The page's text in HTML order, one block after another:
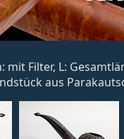
mit Filter, L:
aus